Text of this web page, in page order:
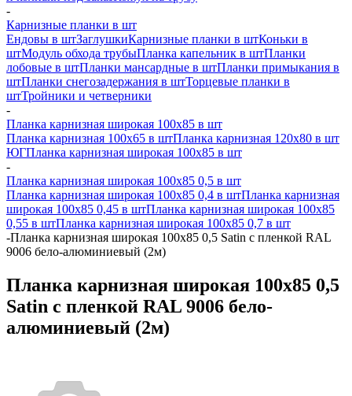
-
Карнизные планки в шт
Ендовы в штЗаглушкиКарнизные планки в штКоньки в
штМодуль обхода трубыПланка капельник в штПланки
лобовые в штПланки мансардные в штПланки примыкания в
штПланки снегозадержания в штТорцевые планки в
штТройники и четверники
-
Планка карнизная широкая 100х85 в шт
Планка карнизная 100х65 в штПланка карнизная 120х80 в шт
ЮГПланка карнизная широкая 100х85 в шт
-
Планка карнизная широкая 100х85 0,5 в шт
Планка карнизная широкая 100х85 0,4 в штПланка карнизная
широкая 100х85 0,45 в штПланка карнизная широкая 100х85
0,55 в штПланка карнизная широкая 100х85 0,7 в шт
-Планка карнизная широкая 100х85 0,5 Satin с пленкой RAL
9006 бело-алюминиевый (2м)
Планка карнизная широкая 100х85 0,5
Satin с пленкой RAL 9006 бело-
алюминиевый (2м)